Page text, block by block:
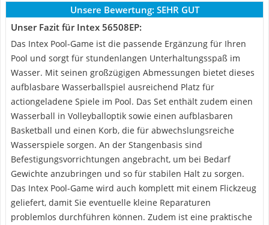
Unsere Bewertung: SEHR GUT
Unser Fazit für Intex 56508EP:
Das Intex Pool-Game ist die passende Ergänzung für Ihren
Pool und sorgt für stundenlangen Unterhaltungsspaß im
Wasser. Mit seinen großzügigen Abmessungen bietet dieses
aufblasbare Wasserballspiel ausreichend Platz für
actiongeladene Spiele im Pool. Das Set enthält zudem einen
Wasserball in Volleyballoptik sowie einen aufblasbaren
Basketball und einen Korb, die für abwechslungsreiche
Wasserspiele sorgen. An der Stangenbasis sind
Befestigungsvorrichtungen angebracht, um bei Bedarf
Gewichte anzubringen und so für stabilen Halt zu sorgen.
Das Intex Pool-Game wird auch komplett mit einem Flickzeug
geliefert, damit Sie eventuelle kleine Reparaturen
problemlos durchführen können. Zudem ist eine praktische